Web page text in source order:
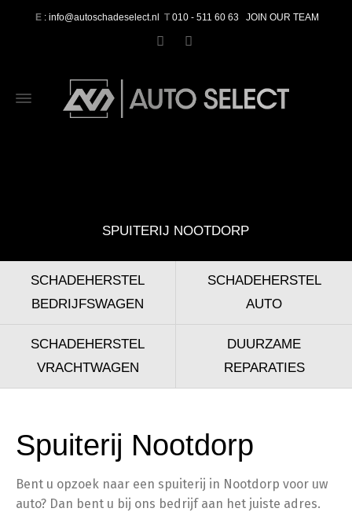
E : info@autoschadeselect.nl T 010 - 511 60 63 JOIN OUR TEAM
SPUITERIJ NOOTDORP
SCHADEHERSTEL
BEDRIJFSWAGEN
SCHADEHERSTEL
AUTO
SCHADEHERSTEL
VRACHTWAGEN
DUURZAME
REPARATIES
Spuiterij Nootdorp
Bent u opzoek naar een spuiterij in Nootdorp voor uw
auto? Dan bent u bij ons bedrijf aan het juiste adres.